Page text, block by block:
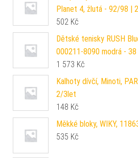
Planet 4, žlutá - 92/98 |
502 Kč
Dětské tenisky RUSH
000211-8090 modrá - 38
1 573 Kč
Kalhoty dívčí, Minoti,
2/3let
148 Kč
Měkké bloky, WIKY,
535 Kč